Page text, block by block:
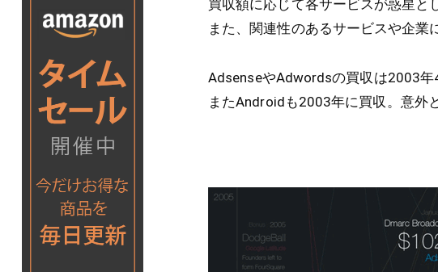
買収額に応じて各サービスが惑星と
また、関連性のあるサービスや企業
AdsenseやAdwordsの買収は2003
またAndroidも2003年に買収。意外